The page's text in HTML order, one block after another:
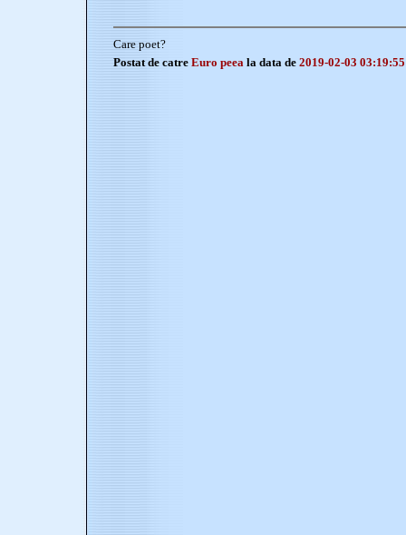
Care poet?
Postat de catre Euro peea la data de 2019-02-03 03:19:55